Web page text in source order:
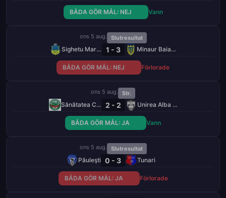
BÅDA GÖR MÅL: NEJ Vann
ons 5 aug. Slutresultat
Sighetu Marmaţiei 1 - 3 Minaur Baia Mare
BÅDA GÖR MÅL: NEJ Förlorade
ons 5 aug. Str.
Sănătatea Cluj 2 - 2 Unirea Alba Iulia
BÅDA GÖR MÅL: JA Vann
ons 5 aug. Slutresultat
Păuleşti 0 - 3 Tunari
BÅDA GÖR MÅL: JA Förlorade